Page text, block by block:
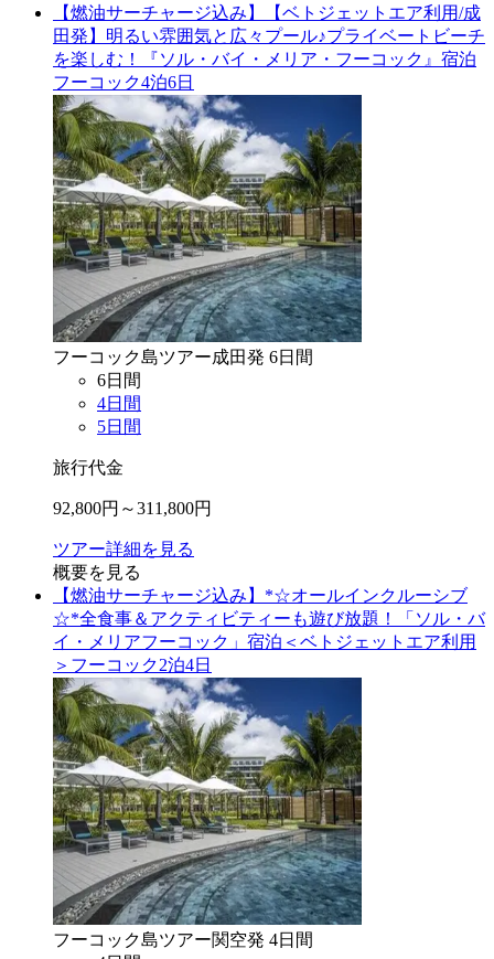
【燃油サーチャージ込み】【ベトジェットエア利用/成
田発】明るい雰囲気と広々プール♪プライベートビーチ
を楽しむ！『ソル・バイ・メリア・フーコック』宿泊
フーコック4泊6日
フーコック島ツアー成田発 6日間
6日間
4日間
5日間
旅行代金
92,800円～311,800円
ツアー詳細を見る
概要を見る
【燃油サーチャージ込み】*☆オールインクルーシブ
☆*全食事＆アクティビティーも遊び放題！「ソル・バ
イ・メリアフーコック」宿泊＜ベトジェットエア利用
＞フーコック2泊4日
フーコック島ツアー関空発 4日間